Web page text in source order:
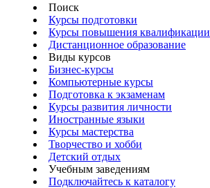
Поиск
Курсы подготовки
Курсы повышения квалификации
Дистанционное образование
Виды курсов
Бизнес-курсы
Компьютерные курсы
Подготовка к экзаменам
Курсы развития личности
Иностранные языки
Курсы мастерства
Творчество и хобби
Детский отдых
Учебным заведениям
Подключайтесь к каталогу